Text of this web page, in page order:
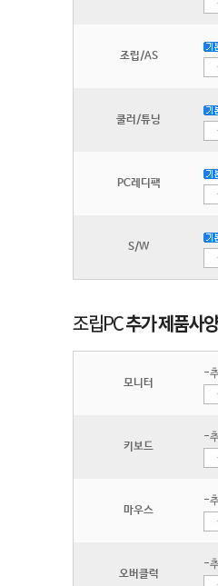
조립/AS
쿨러/튜닝
PC레디팩
S/W
모니터
-
키보드
-
마우스
-
오버클럭
-